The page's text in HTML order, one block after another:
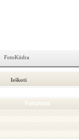
FotoKūdra
Ieškoti
Forumas